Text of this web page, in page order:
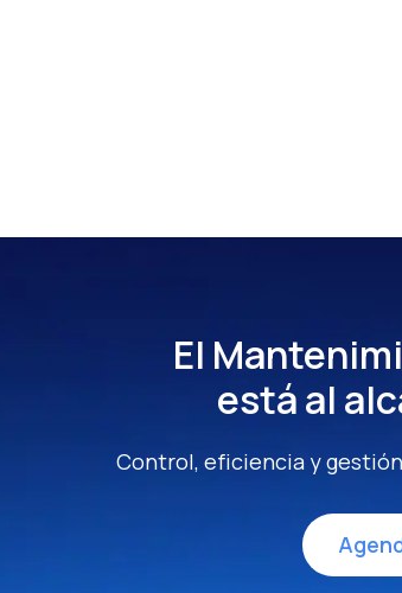
El
está al
Control, eficiencia y